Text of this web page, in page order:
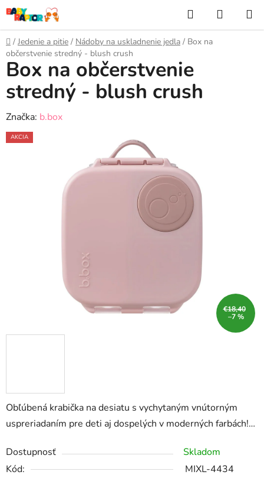
Prejsť
na
obsah
Hľadať
KOŠÍK
Domov
/ Jedenie a pitie / Nádoby na uskladnenie jedla / Box na
občerstvenie stredný - blush crush
Obľúbená krabička na desiatu s vychytaným vnútorným
uspreriadaním pre deti aj dospelých v moderných farbách!…
Dostupnosť
Skladom
Kód:
MIXL-4434
Box na občerstvenie
stredný - blush crush
Značka: b.box
AKCIA
€18,40
–7 %